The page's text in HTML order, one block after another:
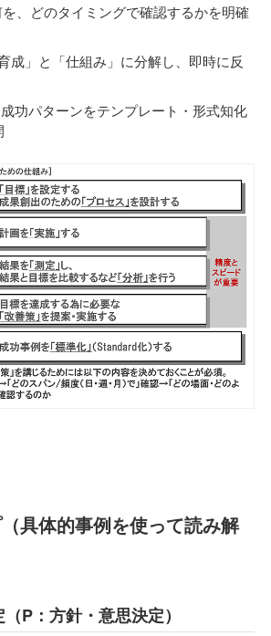
、どのタイミングで確認するかを明確
成」と「仕組み」に分解し、即時に反
功パターンをテンプレート・形式知化
具体的事例を使って読み解
P：方針・意思決定）